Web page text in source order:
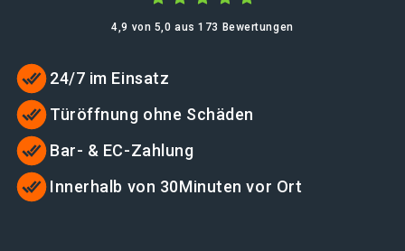
4,9 von 5,0 aus 173 Bewertungen
24/7 im Einsatz
Türöffnung ohne Schäden
Bar- & EC-Zahlung
Innerhalb von 30Minuten vor Ort